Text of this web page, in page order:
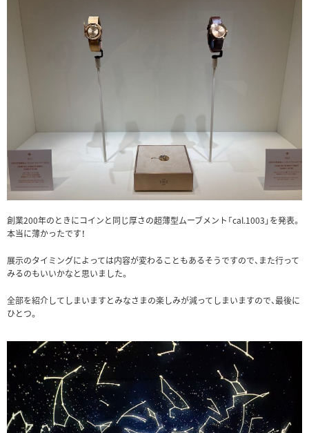
創業200年のときにコインと同じ厚さの超薄型ムーブメント「cal.1003」を発表。
本当に薄かったです！
展示のタイミングによっては内容が変わることもあるそうですので、また行って
みるのもいいかなと思いました。
全部を紹介してしまいますとみなさまの楽しみが減ってしまいますので、最後に
ひとつ。